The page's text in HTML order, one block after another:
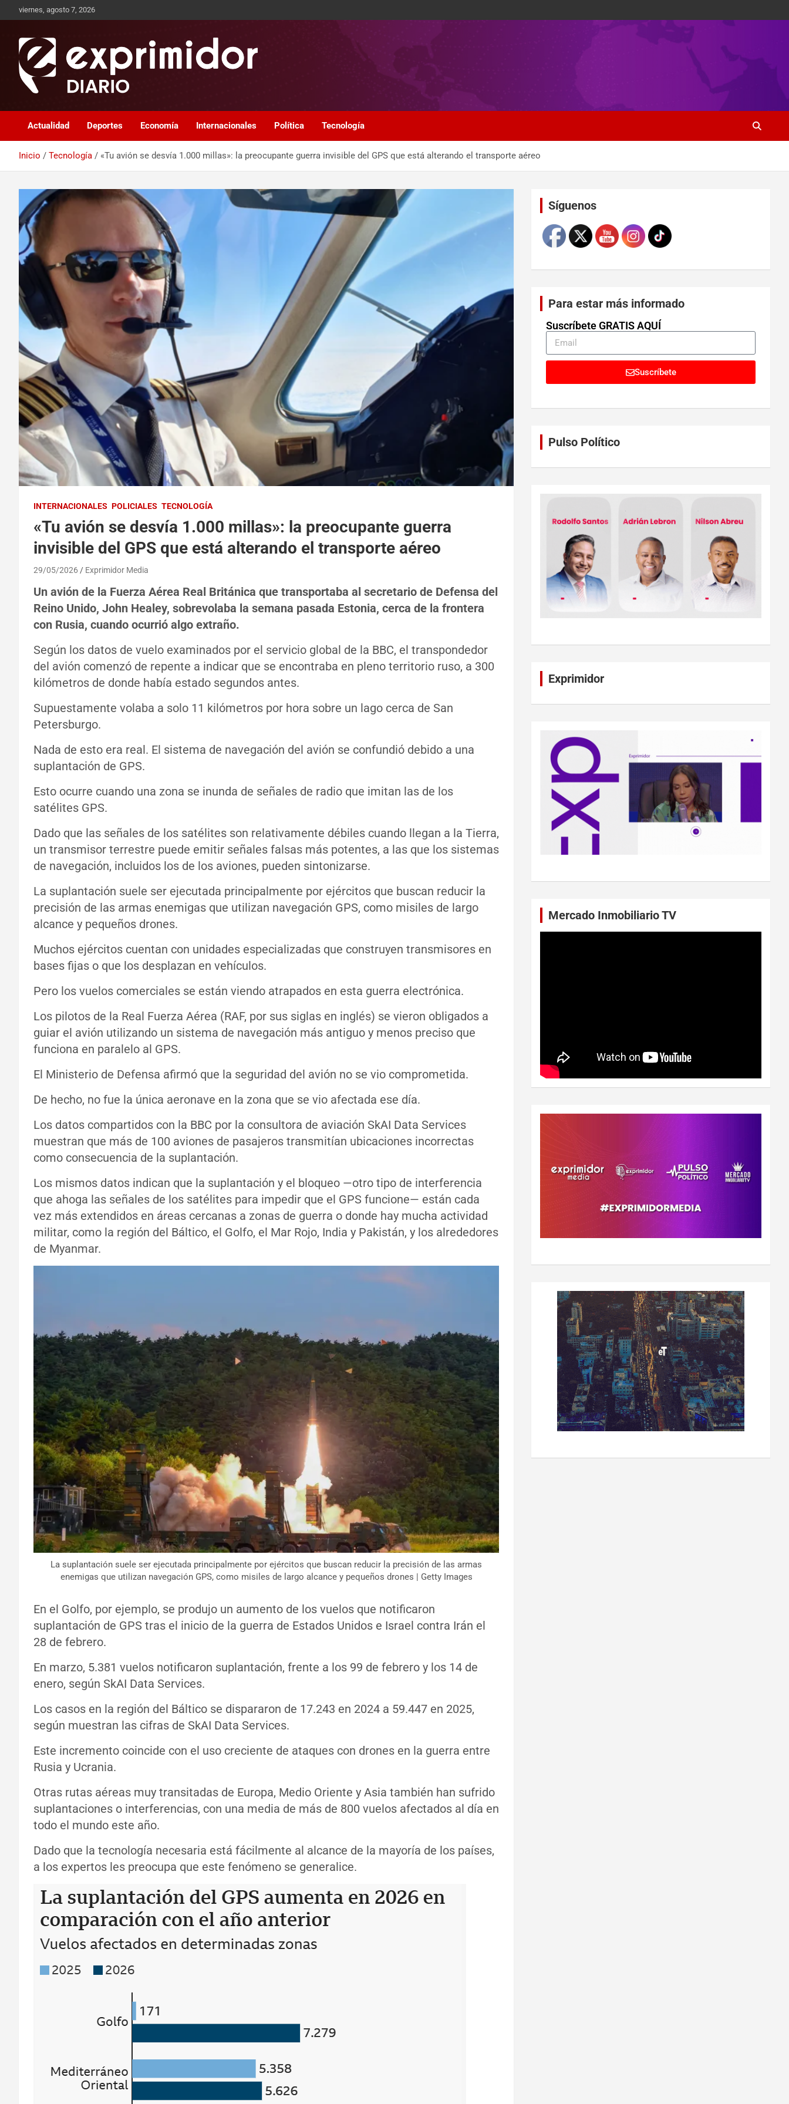
viernes, agosto 7, 2026
Exprimidor media
Actualidad Deportes Economía Internacionales Política Tecnología
Inicio Tecnología «Tu avión se desvía 1.000 millas»: la preocupante guerra invisible del GPS que está alterando el transporte aéreo
INTERNACIONALES POLICIALES TECNOLOGÍA
«Tu avión se desvía 1.000 millas»: la preocupante guerra
invisible del GPS que está alterando el transporte aéreo
29/05/2026 Exprimidor Media
Un avión de la Fuerza Aérea Real Británica que transportaba al secretario de Defensa del
Reino Unido, John Healey, sobrevolaba la semana pasada Estonia, cerca de la frontera
con Rusia, cuando ocurrió algo extraño.
Según los datos de vuelo examinados por el servicio global de la BBC, el transpondedor
del avión comenzó de repente a indicar que se encontraba en pleno territorio ruso, a 300
kilómetros de donde había estado segundos antes.
Supuestamente volaba a solo 11 kilómetros por hora sobre un lago cerca de San
Petersburgo.
Nada de esto era real. El sistema de navegación del avión se confundió debido a una
suplantación de GPS.
Esto ocurre cuando una zona se inunda de señales de radio que imitan las de los
satélites GPS.
Dado que las señales de los satélites son relativamente débiles cuando llegan a la Tierra,
un transmisor terrestre puede emitir señales falsas más potentes, a las que los sistemas
de navegación, incluidos los de los aviones, pueden sintonizarse.
La suplantación suele ser ejecutada principalmente por ejércitos que buscan reducir la
precisión de las armas enemigas que utilizan navegación GPS, como misiles de largo
alcance y pequeños drones.
Muchos ejércitos cuentan con unidades especializadas que construyen transmisores en
bases fijas o que los desplazan en vehículos.
Pero los vuelos comerciales se están viendo atrapados en esta guerra electrónica.
Los pilotos de la Real Fuerza Aérea (RAF, por sus siglas en inglés) se vieron obligados a
guiar el avión utilizando un sistema de navegación más antiguo y menos preciso que
funciona en paralelo al GPS.
El Ministerio de Defensa afirmó que la seguridad del avión no se vio comprometida.
De hecho, no fue la única aeronave en la zona que se vio afectada ese día.
Los datos compartidos con la BBC por la consultora de aviación SkAI Data Services
muestran que más de 100 aviones de pasajeros transmitían ubicaciones incorrectas
como consecuencia de la suplantación.
Los mismos datos indican que la suplantación y el bloqueo —otro tipo de interferencia
que ahoga las señales de los satélites para impedir que el GPS funcione— están cada
vez más extendidos en áreas cercanas a zonas de guerra o donde hay mucha actividad
militar, como la región del Báltico, el Golfo, el Mar Rojo, India y Pakistán, y los alrededores
de Myanmar.
La suplantación suele ser ejecutada principalmente por ejércitos que buscan reducir la precisión de las armas
enemigas que utilizan navegación GPS, como misiles de largo alcance y pequeños drones | Getty Images
En el Golfo, por ejemplo, se produjo un aumento de los vuelos que notificaron
suplantación de GPS tras el inicio de la guerra de Estados Unidos e Israel contra Irán el
28 de febrero.
En marzo, 5.381 vuelos notificaron suplantación, frente a los 99 de febrero y los 14 de
enero, según SkAI Data Services.
Los casos en la región del Báltico se dispararon de 17.243 en 2024 a 59.447 en 2025,
según muestran las cifras de SkAI Data Services.
Este incremento coincide con el uso creciente de ataques con drones en la guerra entre
Rusia y Ucrania.
Otras rutas aéreas muy transitadas de Europa, Medio Oriente y Asia también han sufrido
suplantaciones o interferencias, con una media de más de 800 vuelos afectados al día en
todo el mundo este año.
Dado que la tecnología necesaria está fácilmente al alcance de la mayoría de los países,
a los expertos les preocupa que este fenómeno se generalice.
SíguenosSet Youtube Channel ID
Para estar más informado
Suscríbete GRATIS AQUÍ
Suscríbete
Pulso Político
Exprimidor
Mercado Inmobiliario TV